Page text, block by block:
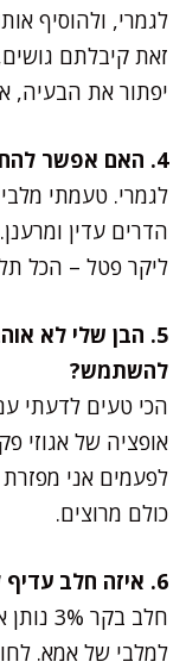
לגמרי, ולהוסיף
זאת קיבלתם
יפתור את הבעיה,
4. האם אפשר להחליף מי ורדים במשהו אחר?
לגמרי. טעמתי
הדרים עדין
ליקר פטל – הכל
5. הבן שלי לא
להשתמש?
הכי טעים לדעתי
אופציה של אגוזי
לפעמים אני
כולם מרוצים.
6. איזה חלב עדיף למרקם מעלף?
חלב
למלבי של אמא.